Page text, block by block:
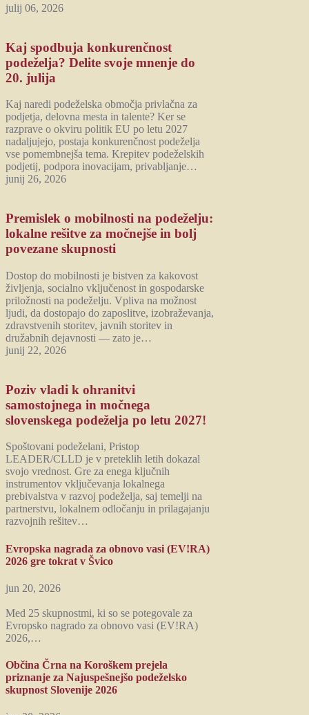
julij 06, 2026
Kaj spodbuja konkurenčnost
podeželja? Delite svoje mnenje do
20. julija
Kaj naredi podeželska območja privlačna za
podjetja, delovna mesta in talente? Ker se
razprave o okviru politik EU po letu 2027
nadaljujejo, postaja konkurenčnost podeželja
vse pomembnejša tema. Krepitev podeželskih
podjetij, podpora inovacijam, privabljanje…
junij 26, 2026
Premislek o mobilnosti na podeželju:
lokalne rešitve za močnejše in bolj
povezane skupnosti
Dostop do mobilnosti je bistven za kakovost
življenja, socialno vključenost in gospodarske
priložnosti na podeželju. Vpliva na možnost
ljudi, da dostopajo do zaposlitve, izobraževanja,
zdravstvenih storitev, javnih storitev in
družabnih dejavnosti — zato je…
junij 22, 2026
Poziv vladi k ohranitvi
samostojnega in močnega
slovenskega podeželja po letu 2027!
Spoštovani podeželani, Pristop
LEADER/CLLD je v preteklih letih dokazal
svojo vrednost. Gre za enega ključnih
instrumentov vključevanja lokalnega
prebivalstva v razvoj podeželja, saj temelji na
partnerstvu, lokalnem odločanju in prilagajanju
razvojnih rešitev…
Evropska nagrada za obnovo vasi (EV!RA)
2026 gre tokrat v Švico
jun 20, 2026
Med 25 skupnostmi, ki so se potegovale za
Evropsko nagrado za obnovo vasi (EV!RA)
2026,…
Občina Črna na Koroškem prejela
priznanje za Najuspešnejšo podeželsko
skupnost Slovenije 2026